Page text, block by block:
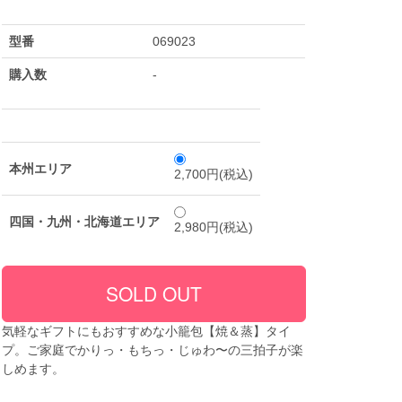
型番 069023
購入数 -
本州エリア 2,700円(税込)
四国・九州・北海道エリア 2,980円(税込)
気軽なギフトにもおすすめな小籠包【焼＆蒸】タイ
プ。ご家庭でかりっ・もちっ・じゅわ〜の三拍子が楽
しめます。